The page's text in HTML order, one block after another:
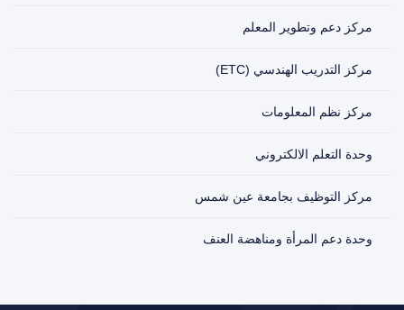
مركز دعم وتطوير المعلم
مركز التدريب الهندسي (ETC)
مركز نظم المعلومات
وحدة التعلم الالكتروني
مركز التوظيف بجامعة عين شمس
وحدة دعم المرأة ومناهضة العنف